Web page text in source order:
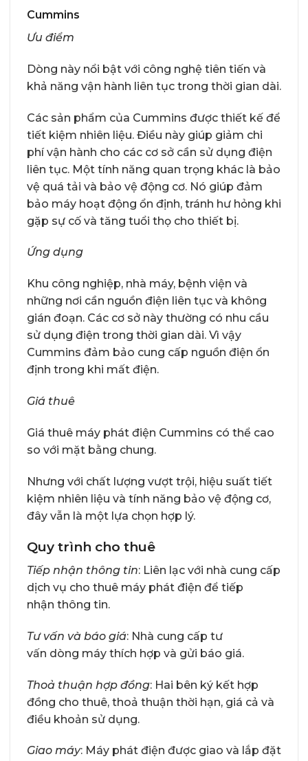
Cummins
Ưu điểm
Dòng này nổi bật với công nghệ tiên tiến và
khả năng vận hành liên tục trong thời gian dài.
Các sản phẩm của Cummins được thiết kế để
tiết kiệm nhiên liệu. Điều này giúp giảm chi
phí vận hành cho các cơ sở cần sử dụng điện
liên tục. Một tính năng quan trọng khác là bảo
vệ quá tải và bảo vệ động cơ. Nó giúp đảm
bảo máy hoạt động ổn định, tránh hư hỏng khi
gặp sự cố và tăng tuổi thọ cho thiết bị.
Ứng dụng
Khu công nghiệp, nhà máy, bệnh viện và
những nơi cần nguồn điện liên tục và không
gián đoạn. Các cơ sở này thường có nhu cầu
sử dụng điện trong thời gian dài. Vì vậy
Cummins đảm bảo cung cấp nguồn điện ổn
định trong khi mất điện.
Giá thuê
Giá thuê máy phát điện Cummins có thể cao
so với mặt bằng chung.
Nhưng với chất lượng vượt trội, hiệu suất tiết
kiệm nhiên liệu và tính năng bảo vệ động cơ,
đây vẫn là một lựa chọn hợp lý.
Quy trình cho thuê
Tiếp nhận thông tin: Liên lạc với nhà cung cấp
dịch vụ cho thuê máy phát điện để tiếp
nhận thông tin.
Tư vấn và báo giá: Nhà cung cấp tư
vấn dòng máy thích hợp và gửi báo giá.
Thoả thuận hợp đồng: Hai bên ký kết hợp
đồng cho thuê, thoả thuận thời hạn, giá cả và
điều khoản sử dụng.
Giao máy: Máy phát điện được giao và lắp đặt